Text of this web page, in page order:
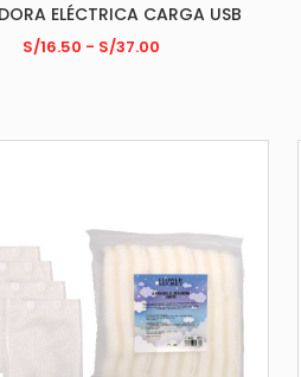
ELÉCTRICA CARGA USB
S/16.50 - S/37.00